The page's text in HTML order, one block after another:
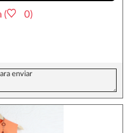
( 0)